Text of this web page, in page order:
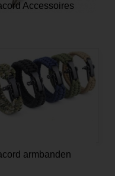
Accessoires
armbanden